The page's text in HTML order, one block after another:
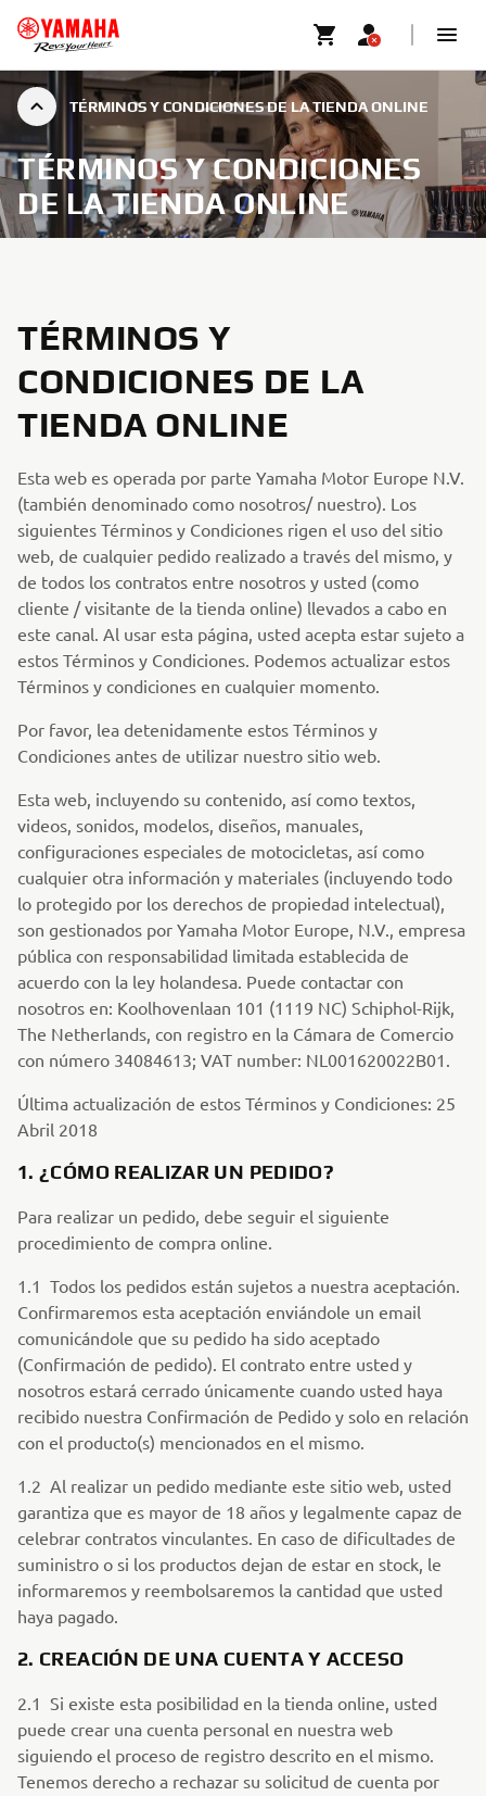
TÉRMINOS Y CONDICIONES DE LA TIENDA ONLINE
TÉRMINOS Y CONDICIONES
DE LA TIENDA ONLINE
TÉRMINOS Y
CONDICIONES DE LA
TIENDA ONLINE
Esta web es operada por parte Yamaha Motor Europe N.V.
(también denominado como nosotros/ nuestro). Los
siguientes Términos y Condiciones rigen el uso del sitio
web, de cualquier pedido realizado a través del mismo, y
de todos los contratos entre nosotros y usted (como
cliente / visitante de la tienda online) llevados a cabo en
este canal. Al usar esta página, usted acepta estar sujeto a
estos Términos y Condiciones. Podemos actualizar estos
Términos y condiciones en cualquier momento.
Por favor, lea detenidamente estos Términos y
Condiciones antes de utilizar nuestro sitio web.
Esta web, incluyendo su contenido, así como textos,
videos, sonidos, modelos, diseños, manuales,
configuraciones especiales de motocicletas, así como
cualquier otra información y materiales (incluyendo todo
lo protegido por los derechos de propiedad intelectual),
son gestionados por Yamaha Motor Europe, N.V., empresa
pública con responsabilidad limitada establecida de
acuerdo con la ley holandesa. Puede contactar con
nosotros en: Koolhovenlaan 101 (1119 NC) Schiphol-Rijk,
The Netherlands, con registro en la Cámara de Comercio
con número 34084613; VAT number: NL001620022B01.
Última actualización de estos Términos y Condiciones: 25
Abril 2018
1. ¿CÓMO REALIZAR UN PEDIDO?
Para realizar un pedido, debe seguir el siguiente
procedimiento de compra online.
1.1 Todos los pedidos están sujetos a nuestra aceptación.
Confirmaremos esta aceptación enviándole un email
comunicándole que su pedido ha sido aceptado
(Confirmación de pedido). El contrato entre usted y
nosotros estará cerrado únicamente cuando usted haya
recibido nuestra Confirmación de Pedido y solo en relación
con el producto(s) mencionados en el mismo.
1.2 Al realizar un pedido mediante este sitio web, usted
garantiza que es mayor de 18 años y legalmente capaz de
celebrar contratos vinculantes. En caso de dificultades de
suministro o si los productos dejan de estar en stock, le
informaremos y reembolsaremos la cantidad que usted
haya pagado.
2. CREACIÓN DE UNA CUENTA Y ACCESO
2.1 Si existe esta posibilidad en la tienda online, usted
puede crear una cuenta personal en nuestra web
siguiendo el proceso de registro descrito en el mismo.
Tenemos derecho a rechazar su solicitud de cuenta por